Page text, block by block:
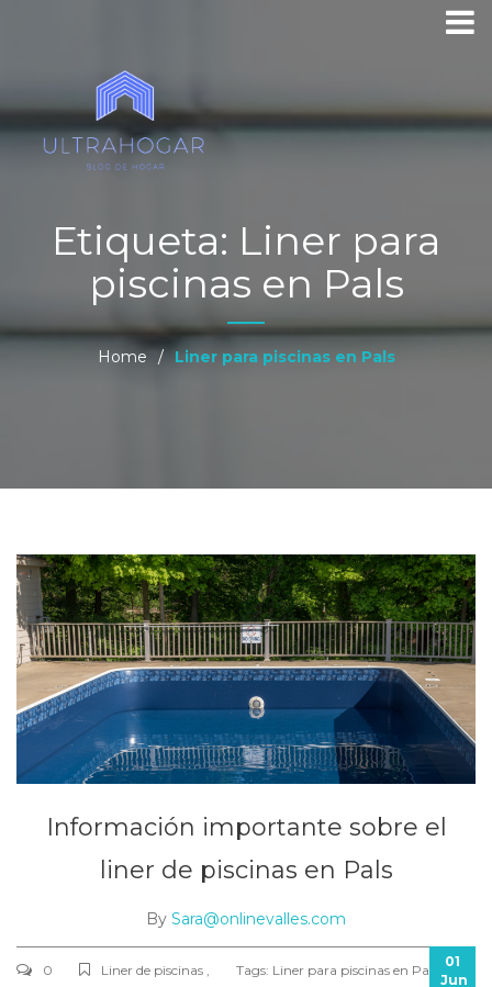
Etiqueta: Liner para
piscinas en Pals
Home / Liner para piscinas en Pals
Información importante sobre el
liner de piscinas en Pals
By Sara@onlinevalles.com
0 Liner de piscinas , Tags: Liner para piscinas en Pals
01
Jun